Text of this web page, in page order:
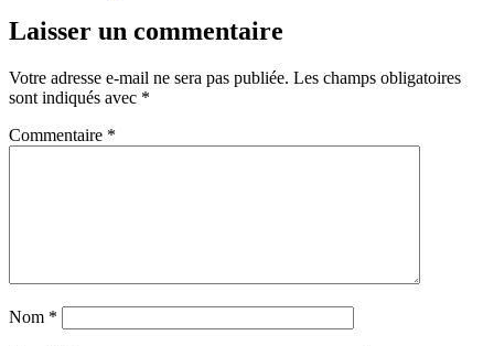
Laisser un commentaire
Votre adresse e-mail ne sera pas publiée. Les champs obligatoires
sont indiqués avec *
Commentaire *
Nom *